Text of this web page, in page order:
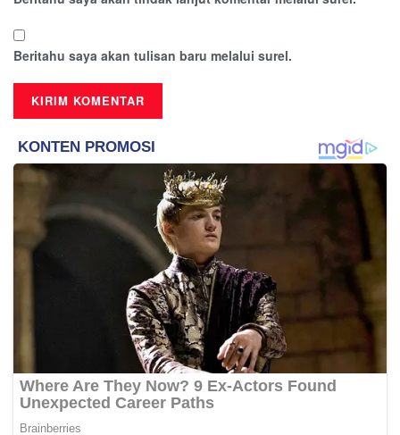
Beritahu saya akan tulisan baru melalui surel.